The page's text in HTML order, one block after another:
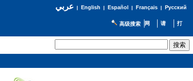
عربي| English | Español | Français| Русский
高级搜索